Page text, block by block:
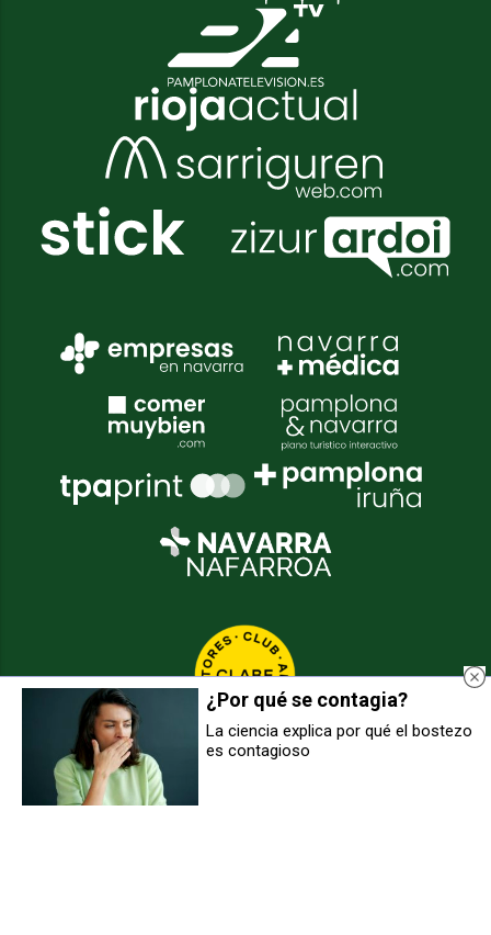
[VIDEO] Tamborrada de Lakuntza
2025
¿Por qué se contagia?
La ciencia explica por qué el bostezo
es contagioso